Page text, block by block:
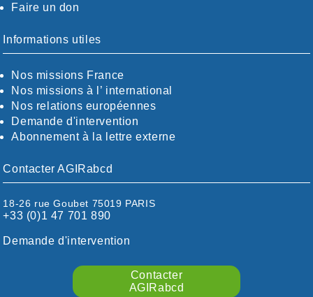
CALVADOS-ORNE
CHARENTE-MARITIME
CÖTE-D'OR
CÖTES-D'ARMOR
DORDOGNE
DRÖME / ARDÈCHE
ESSONNE
EURE-ET-LOIR
FINISTÈRE
HAUTES-PYRÉNÉES
HÉRAULT
ILLE ET VILAINE
Faire un don
Informations utiles
Nos missions France
Nos missions à l’ international
Nos relations européennes
Demande d'intervention
Abonnement à la lettre externe
Contacter AGIRabcd
18-26 rue Goubet 75019 PARIS
+33 (0)1 47 701 890
Demande d'intervention
Contacter
AGIRabcd